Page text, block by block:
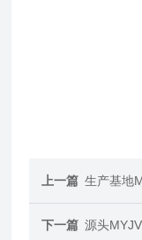
上一篇 生产基地
下一篇 源头